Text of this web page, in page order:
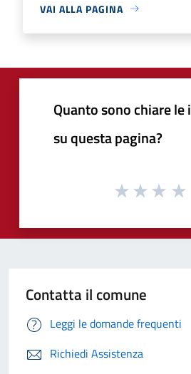
VAI ALLA PAGINA
Quanto sono chiare
su questa pagina?
Contatta il comune
Leggi le domande frequenti
Richiedi Assistenza